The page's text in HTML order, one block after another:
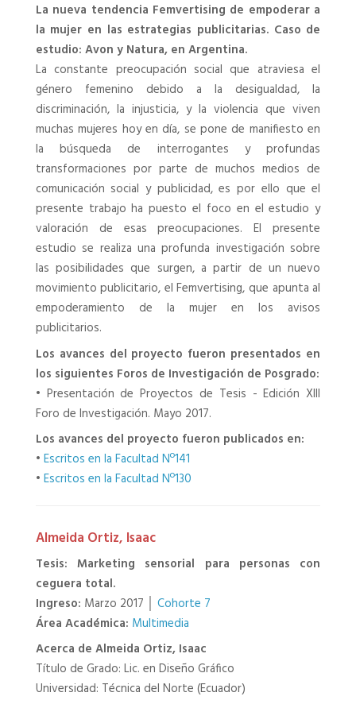
La nueva tendencia Femvertising de empoderar a
la mujer en las estrategias publicitarias. Caso de
estudio: Avon y Natura, en Argentina.
La constante preocupación social que atraviesa el
género femenino debido a la desigualdad, la
discriminación, la injusticia, y la violencia que viven
muchas mujeres hoy en día, se pone de manifiesto en
la búsqueda de interrogantes y profundas
transformaciones por parte de muchos medios de
comunicación social y publicidad, es por ello que el
presente trabajo ha puesto el foco en el estudio y
valoración de esas preocupaciones. El presente
estudio se realiza una profunda investigación sobre
las posibilidades que surgen, a partir de un nuevo
movimiento publicitario, el Femvertising, que apunta al
empoderamiento de la mujer en los avisos
publicitarios.
Los avances del proyecto fueron presentados en
los siguientes Foros de Investigación de Posgrado:
• Presentación de Proyectos de Tesis - Edición XIII
Foro de Investigación. Mayo 2017.
Los avances del proyecto fueron publicados en:
• Escritos en la Facultad Nº141
• Escritos en la Facultad Nº130
Almeida Ortiz, Isaac
Tesis: Marketing sensorial para personas con
ceguera total.
Ingreso: Marzo 2017 │ Cohorte 7
Área Académica: Multimedia
Acerca de Almeida Ortiz, Isaac
Título de Grado: Lic. en Diseño Gráfico
Universidad: Técnica del Norte (Ecuador)